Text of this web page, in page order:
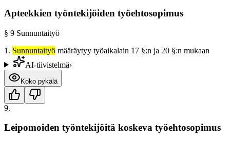
Apteekkien työntekijöiden työehtosopimus
§ 9 Sunnuntaityö
1. Sunnuntaityö määräytyy työaikalain 17 §:n ja 20 §:n mukaan
AI-tiivistelmä›
Koko pykälä
9.
Leipomoiden työntekijöitä koskeva työehtosopimus